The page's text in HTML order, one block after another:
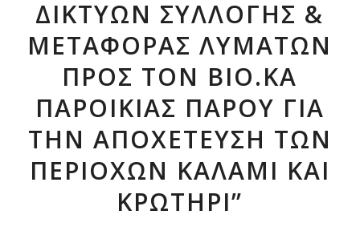
ΔΙΚΤΥΩΝ ΣΥΛΛΟΓΗΣ &
ΜΕΤΑΦΟΡΑΣ ΛΥΜΑΤΩΝ
ΠΡΟΣ ΤΟΝ ΒΙΟ.ΚΑ
ΠΑΡΟΙΚΙΑΣ ΠΑΡΟΥ ΓΙΑ
ΤΗΝ ΑΠΟΧΕΤΕΥΣΗ ΤΩΝ
ΠΕΡΙΟΧΩΝ ΚΑΛΑΜΙ ΚΑΙ
ΚΡΩΤΗΡΙ”